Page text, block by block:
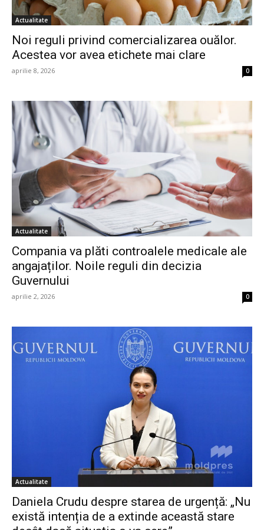
Actualitate
Noi reguli privind comercializarea ouălor.
Acestea vor avea etichete mai clare
aprilie 8, 2026 0
Actualitate
Compania va plăti controalele medicale ale
angajaților. Noile reguli din decizia
Guvernului
aprilie 2, 2026 0
Actualitate
Daniela Crudu despre starea de urgență: „Nu
există intenția de a extinde această stare